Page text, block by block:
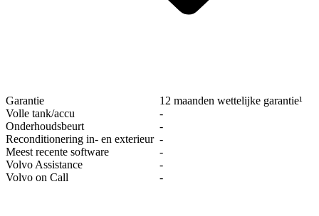
Garantie
12 maanden wettelijke garantie¹
Volle tank/accu
‐
Onderhoudsbeurt
‐
Reconditionering in- en exterieur ‐
Meest recente software
‐
Volvo Assistance
‐
Volvo on Call
‐